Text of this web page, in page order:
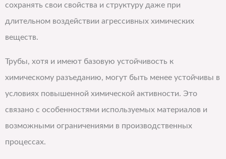
сохранять свои свойства и структуру даже при
длительном воздействии агрессивных химических
веществ.
Трубы, хотя и имеют базовую устойчивость к
химическому разъеданию, могут быть менее устойчивы в
условиях повышенной химической активности. Это
связано с особенностями используемых материалов и
возможными ограничениями в производственных
процессах.